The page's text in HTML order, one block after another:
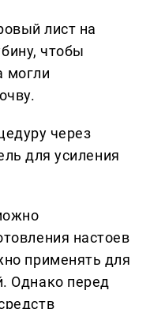
лист на
чтобы
могли
через
для усиления
настоев
применять для
Однако перед